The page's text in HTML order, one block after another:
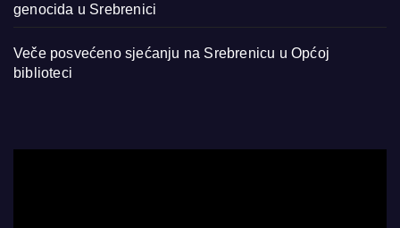
genocida u Srebrenici
Veče posvećeno sjećanju na Srebrenicu u Općoj
biblioteci